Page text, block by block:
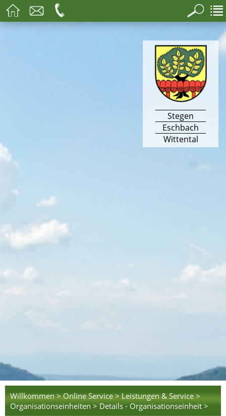
Stegen
Eschbach
Wittental
Willkommen > Online Service > Leistungen & Service >
Organisationseinheiten > Details - Organisationseinheit >